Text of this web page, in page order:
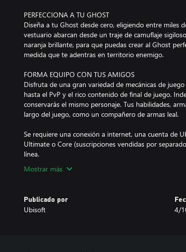
PERFECCIONA A TU GHOST
Diseña a tu Ghost desde cero, eligiendo entre miles
vestuario abarcan desde un traje de camuflaje
naranja brillante, para que puedas crear al Ghost
medida que te adentras en territorio enemigo.
FORMA EQUIPO CON TUS AMIGOS
Disfruta de una gran variedad de mecánicas de
hasta el PvP y el rico contenido de final de juego.
conservarás el mismo personaje. Tus habilidades,
largo del juego, como un compañero de armas leal.
Se requiere una conexión a internet, una cuenta de
Ultimate o Core (suscripciones vendidas por
línea.
Mostrar más
Publicado por
Ubisoft 4/